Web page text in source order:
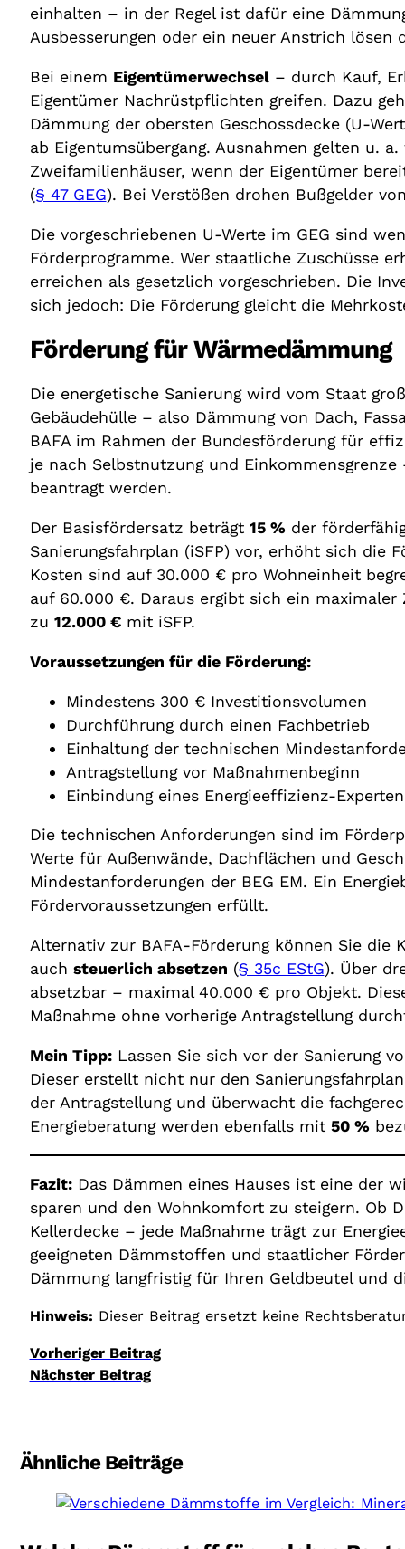
einhalten – in der Regel ist dafür eine
Ausbesserungen oder ein neuer Anstrich lösen
Bei einem Eigentümerwechsel– durch Kauf,
Eigentümer Nachrüstpflichten greifen. Dazu
Dämmung der obersten Geschossdecke (U-
ab Eigentumsübergang. Ausnahmen gelten u.
Zweifamilienhäuser, wenn der Eigentümer
(§ 47 GEG). Bei Verstößen drohen Bußgelder
Die vorgeschriebenen U-Werte im GEG sind
Förderprogramme. Wer staatliche Zuschüsse
erreichen als gesetzlich vorgeschrieben. Die
sich jedoch: Die Förderung gleicht die
Förderung für Wärmedämmung
Die energetische Sanierung wird vom Staat
Gebäudehülle – also Dämmung von Dach,
BAFA im Rahmen der Bundesförderung für
je nach Selbstnutzung und
beantragt werden.
Der Basisfördersatz beträgt 15 % der
Sanierungsfahrplan (iSFP) vor, erhöht sich die
Kosten sind auf 30.000 € pro Wohneinheit
auf 60.000 €. Daraus ergibt sich ein
zu 12.000 €mit iSFP.
Voraussetzungen für die Förderung:
Mindestens 300 € Investitionsvolumen
Durchführung durch einen Fachbetrieb
Einhaltung der technischen
Antragstellung vor Maßnahmenbeginn
Einbindung eines Energieeffizienz-
Die technischen Anforderungen sind im
Werte für Außenwände, Dachflächen und
Mindestanforderungen der BEG EM. Ein
Fördervoraussetzungen erfüllt.
Alternativ zur BAFA-Förderung können Sie die
auch steuerlich absetzen (§ 35c EStG). Über
absetzbar – maximal 40.000 € pro Objekt.
Maßnahme ohne vorherige Antragstellung
Mein Tipp:Lassen Sie sich vor der Sanierung
Dieser erstellt nicht nur den
der Antragstellung und überwacht die
Energieberatung werden ebenfalls mit 50 %
Fazit:Das Dämmen eines Hauses ist eine der
sparen und den Wohnkomfort zu steigern. Ob
Kellerdecke – jede Maßnahme trägt zur
geeigneten Dämmstoffen und staatlicher
Dämmung langfristig für Ihren Geldbeutel und
Hinweis: Dieser Beitrag ersetzt keine
Vorheriger Beitrag
Nächster Beitrag
Ähnliche Beiträge